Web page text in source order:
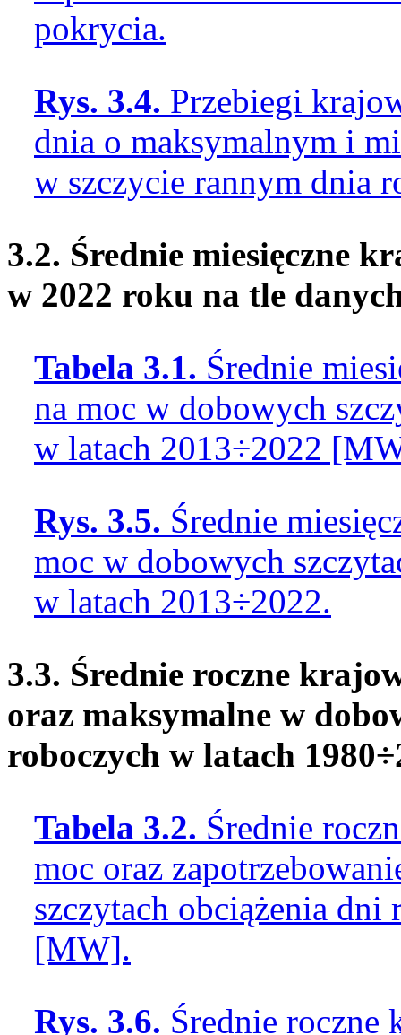
pokrycia.
Rys. 3.4. Przebiegi
dnia o maksymalnym i
w szczycie rannym dnia
3.2. Średnie miesięczne
w 2022 roku na tle
Tabela 3.1. Średnie
na moc w dobowych
w latach 2013÷2022
Rys. 3.5. Średnie
moc w dobowych
w latach 2013÷2022.
3.3. Średnie roczne
oraz maksymalne w
roboczych w latach
Tabela 3.2. Średnie
moc oraz
szczytach obciążenia
[MW].
Rys. 3.6. Średnie roczne